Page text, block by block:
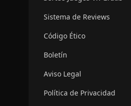
Sistema de Reviews
Código Ético
Boletín
Aviso Legal
Política de Privacidad